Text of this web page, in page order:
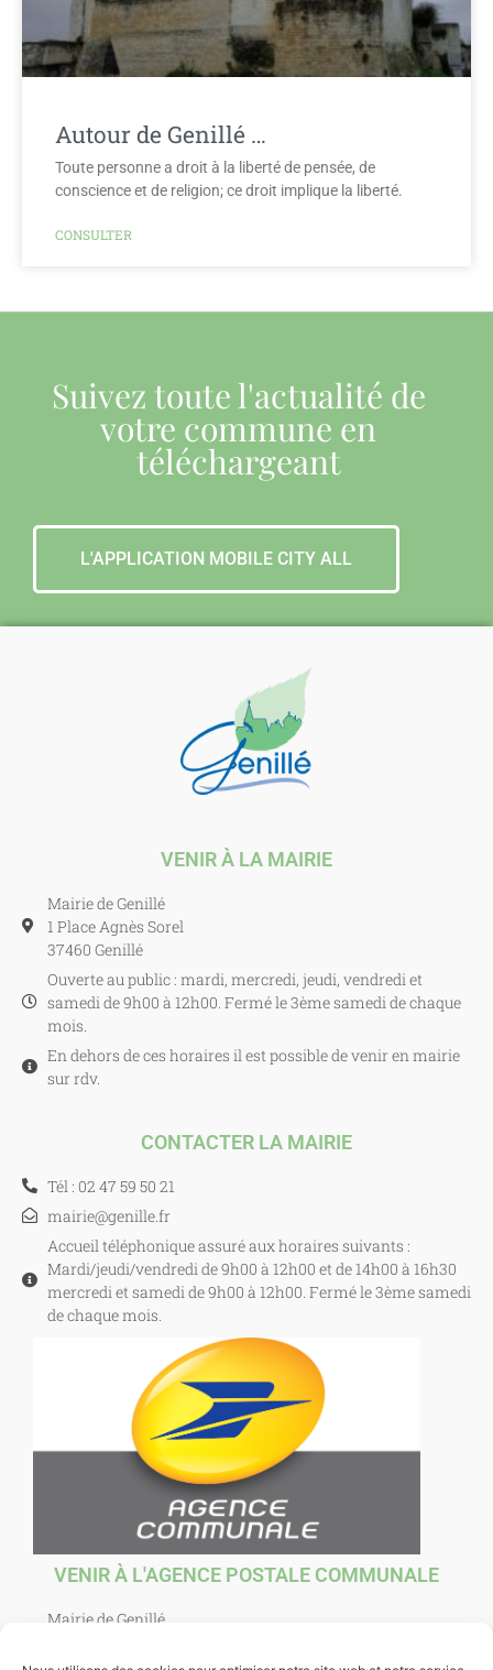
Autour de Genillé …
Toute personne a droit à la liberté de pensée, de
conscience et de religion; ce droit implique la liberté.
CONSULTER
Suivez toute l'actualité de
votre commune en
téléchargeant
L'APPLICATION MOBILE CITY ALL
VENIR À LA MAIRIE
Mairie de Genillé
1 Place Agnès Sorel
37460 Genillé
Ouverte au public : mardi, mercredi, jeudi, vendredi et
samedi de 9h00 à 12h00. Fermé le 3ème samedi de chaque
mois.
En dehors de ces horaires il est possible de venir en mairie
sur rdv.
CONTACTER LA MAIRIE
Tél : 02 47 59 50 21
mairie@genille.fr
Accueil téléphonique assuré aux horaires suivants :
Mardi/jeudi/vendredi de 9h00 à 12h00 et de 14h00 à 16h30
mercredi et samedi de 9h00 à 12h00. Fermé le 3ème samedi
de chaque mois.
VENIR À L'AGENCE POSTALE COMMUNALE
Mairie de Genillé
37460 Genillé